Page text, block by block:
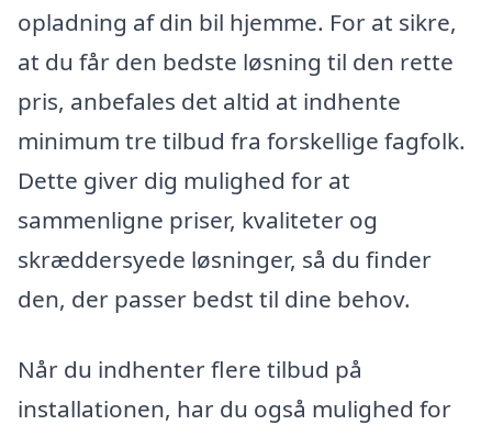
opladning af din bil hjemme. For at sikre,
at du får den bedste løsning til den rette
pris, anbefales det altid at indhente
minimum tre tilbud fra forskellige fagfolk.
Dette giver dig mulighed for at
sammenligne priser, kvaliteter og
skræddersyede løsninger, så du finder
den, der passer bedst til dine behov.
Når du indhenter flere tilbud på
installationen, har du også mulighed for